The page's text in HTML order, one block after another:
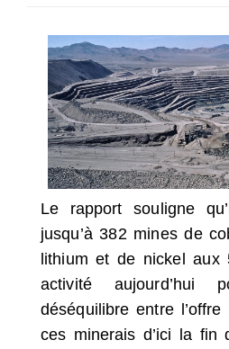
Le rapport souligne
jusqu’à 382 mines de
lithium et de nickel aux
activité aujourd’hui
déséquilibre entre
ces minerais d’ici la fin